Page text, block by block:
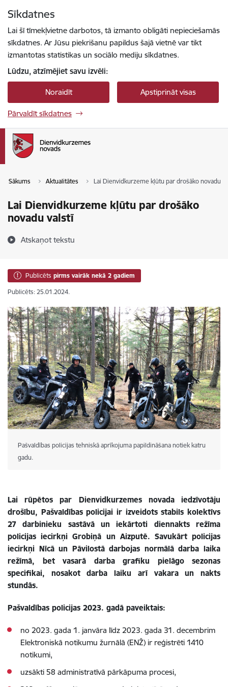
Sīkdatnes
Lai šī tīmekļvietne darbotos, tā izmanto obligāti nepieciešamās
sīkdatnes. Ar Jūsu piekrišanu papildus šajā vietnē var tikt
izmantotas statistikas un sociālo mediju sīkdatnes.
Lūdzu, atzīmējiet savu izvēli:
Noraidīt Apstiprināt visas
Pārvaldīt sīkdatnes
Sākums Aktualitātes Lai Dienvidkurzeme kļūtu par drošāko novadu
Lai Dienvidkurzeme kļūtu par drošāko
novadu valstī
Atskaņot tekstu
Publicēts pirms vairāk nekā 2 gadiem
Publicēts: 25.01.2024.
Pašvaldības policijas tehniskā aprīkojuma papildināšana notiek katru
gadu.
Lai rūpētos par Dienvidkurzemes novada iedzīvotāju
drošību, Pašvaldības policijai ir izveidots stabils kolektīvs
27 darbinieku sastāvā un iekārtoti diennakts režīma
policijas iecirkņi Grobiņā un Aizputē. Savukārt policijas
iecirkņi Nīcā un Pāvilostā darbojas normālā darba laika
režīmā, bet vasarā darba grafiku pielāgo sezonas
specifikai, nosakot darba laiku arī vakara un nakts
stundās.
Pašvaldības policijas 2023. gadā paveiktais:
no 2023. gada 1. janvāra līdz 2023. gada 31. decembrim
Elektroniskā notikumu žurnālā (ENŽ) ir reģistrēti 1410
notikumi,
uzsākti 58 administratīvā pārkāpuma procesi,